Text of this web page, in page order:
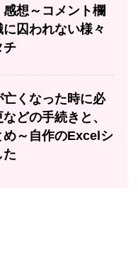
感想～コメント欄
囚われない様々
チ
亡くなった時に必
どの手続きと、
め～自作のExcelシ
た